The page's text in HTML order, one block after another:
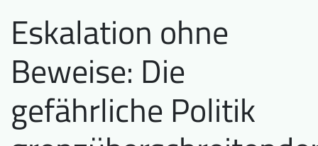
Eskalation ohne
Beweise: Die
gefährliche Politik